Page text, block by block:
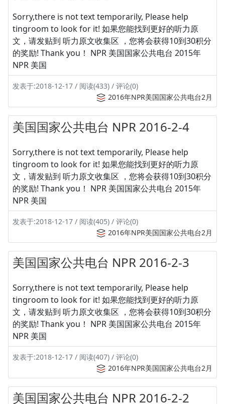
Sorry,there is not text temporarily, Please help
tingroom to look for it! 如果您能找到更好的听力原
文，请发贴到 听力原文收集区 ，您将会获得10到30积分
的奖励! Thank you！ NPR 美国国家公共电台 2015年
NPR 美国
发表于:2018-12-17 / 阅读(433) / 评论(0)
2016年NPR美国国家公共电台2月
美国国家公共电台 NPR 2016-2-4
Sorry,there is not text temporarily, Please help
tingroom to look for it! 如果您能找到更好的听力原
文，请发贴到 听力原文收集区 ，您将会获得10到30积分
的奖励! Thank you！ NPR 美国国家公共电台 2015年
NPR 美国
发表于:2018-12-17 / 阅读(405) / 评论(0)
2016年NPR美国国家公共电台2月
美国国家公共电台 NPR 2016-2-3
Sorry,there is not text temporarily, Please help
tingroom to look for it! 如果您能找到更好的听力原
文，请发贴到 听力原文收集区 ，您将会获得10到30积分
的奖励! Thank you！ NPR 美国国家公共电台 2015年
NPR 美国
发表于:2018-12-17 / 阅读(407) / 评论(0)
2016年NPR美国国家公共电台2月
美国国家公共电台 NPR 2016-2-2